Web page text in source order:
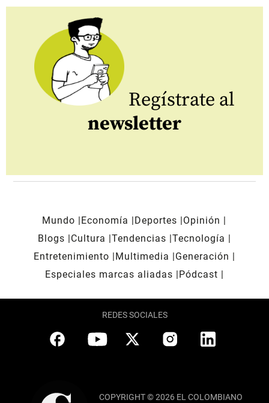
Regístrate al
newsletter
Mundo Economía Deportes
Opinión
Blogs
Cultura Tendencias Tecnología
Entretenimiento
Multimedia
Generación
Especiales marcas aliadas
Pódcast
REDES SOCIALES
COPYRIGHT © 2026 EL COLOMBIANO